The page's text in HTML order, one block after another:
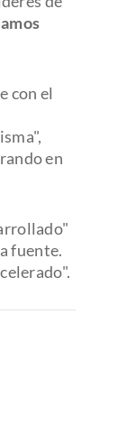
con el
en
fuente.